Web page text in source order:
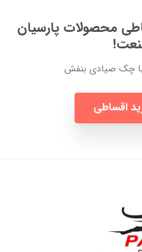
محصولات پارسیان
با چک صیادی بنفش
اقساطی